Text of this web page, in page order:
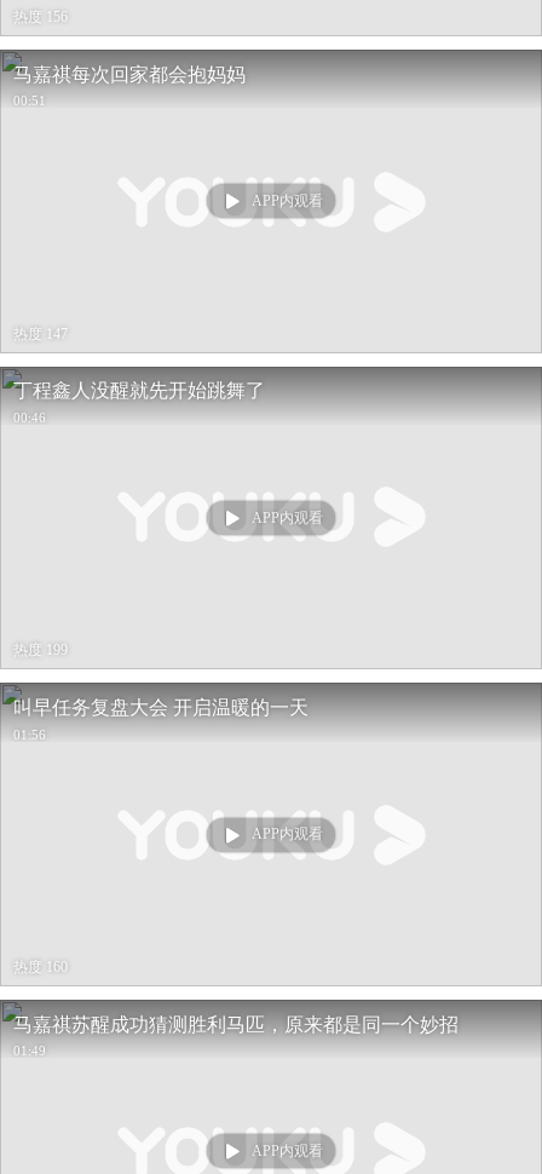
热度 156
马嘉祺每次回家都会抱妈妈
00:51
APP内观看
热度 147
丁程鑫人没醒就先开始跳舞了
00:46
APP内观看
热度 199
叫早任务复盘大会 开启温暖的一天
01:56
APP内观看
热度 160
马嘉祺苏醒成功猜测胜利马匹，原来都是同一个妙招
01:49
APP内观看